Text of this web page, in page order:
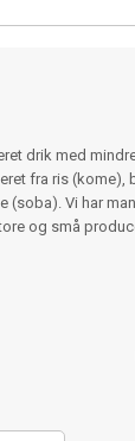
drik med
fra ris (kome),
(soba). Vi har
og små